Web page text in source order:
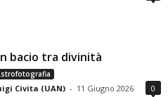
bacio tra divinità
Civita (UAN) - 11 Giugno 2026 0